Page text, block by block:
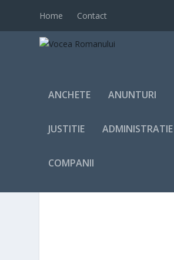
Home Contact
ANCHETE ANUNTURI
JUSTITIE ADMINISTRATIE
COMPANII